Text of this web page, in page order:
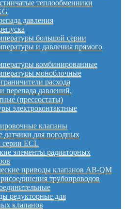
теплообменники
давления
большой серии
и давления прямого
комбинированные
моноблочные
расхода
перепада давлений,
(прессостаты)
электроконтактные
клапаны
датчики для погодных
серии ECL
элементы радиаторных
приводы клапанов AB-QM
трубопроводов
редукторные для
клапанов